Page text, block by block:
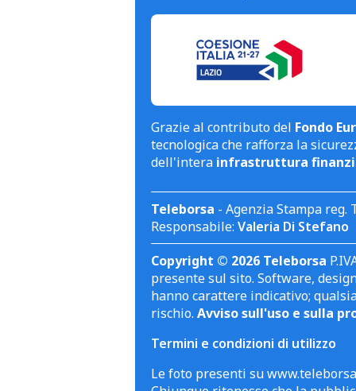
Grazie al contributo del Fondo
tecnologica che rafforza la
dell'intera infrastruttura
Teleborsa - Agenzia Stampa
Responsabile: Valeria Di Stefano
Copyright © 2026 Teleborsa
presente sul sito. Software,
hanno carattere indicativo;
rischio. Avviso sull'uso e sulla
Termini e condizioni di utilizzo
Le foto presenti su